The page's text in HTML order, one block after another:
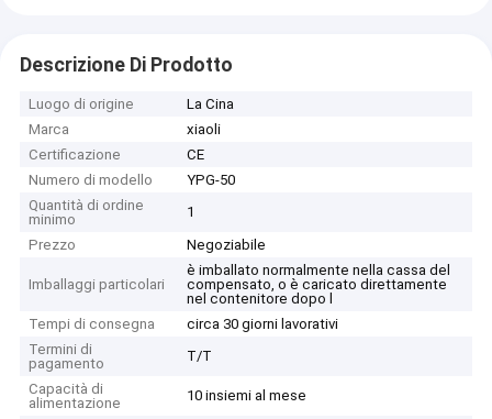
Descrizione Di Prodotto
Luogo di origine
La Cina
Marca
xiaoli
Certificazione
CE
Numero di modello
YPG-50
Quantità di ordine
minimo
1
Prezzo
Negoziabile
Imballaggi particolari
è imballato normalmente nella cassa del
compensato, o è caricato direttamente
nel contenitore dopo l
Tempi di consegna
circa 30 giorni lavorativi
Termini di
pagamento
T/T
Capacità di
alimentazione
10 insiemi al mese